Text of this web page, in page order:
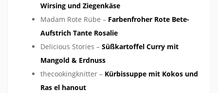
Wirsing und Ziegenkäse
Madam Rote Rübe – Farbenfroher Rote Bete-
Aufstrich Tante Rosalie
Delicious Stories – Süßkartoffel Curry mit
Mangold & Erdnuss
thecookingknitter – Kürbissuppe mit Kokos und
Ras el hanout